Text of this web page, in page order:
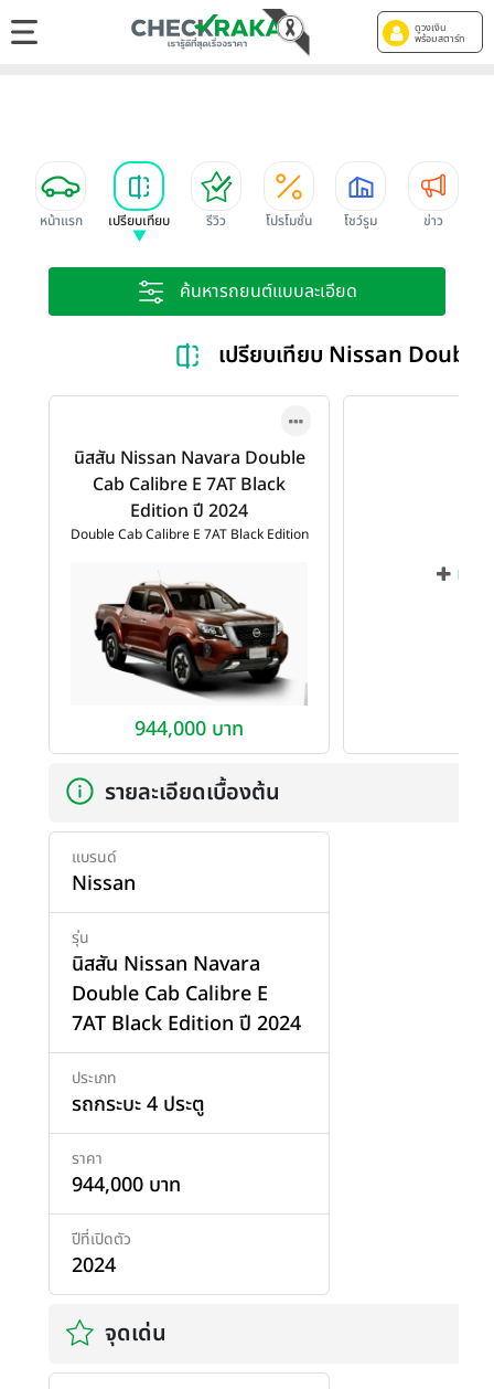
ดูวงเงิน
พร้อมสตาร์ท
หน้าแรก เปรียบเทียบ รีวิว โปรโมชั่น โชว์รูม ข่าว
ค้นหารถยนต์แบบละเอียด
เปรียบเทียบ Nissan
นิสสัน Nissan Navara Double
Cab Calibre E 7AT Black
Edition ปี 2024
Double Cab Calibre E 7AT Black Edition
944,000 บาท
เพิ่
รายละเอียดเบื้องต้น
แบรนด์
Nissan
รุ่น
นิสสัน Nissan Navara
Double Cab Calibre E
7AT Black Edition ปี 2024
ประเภท
รถกระบะ 4 ประตู
ราคา
944,000 บาท
ปีที่เปิดตัว
2024
จุดเด่น